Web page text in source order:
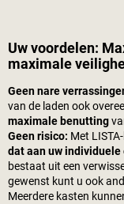
Uw voordelen:
maximale
Geen nare
van de laden ook
maximale benutting
Geen risico: Met
dat aan uw
bestaat uit een
gewenst kunt u ook
Meerdere kasten